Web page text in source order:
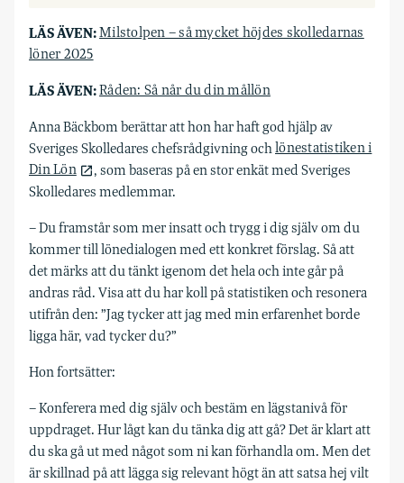
LÄS ÄVEN:Milstolpen – så mycket höjdes skolledarnas
löner 2025
LÄS ÄVEN:Råden: Så når du din mållön
Anna Bäckbom berättar att hon har haft god hjälp av
Sveriges Skolledares chefsrådgivning ochlönestatistiken i
Din Lön
, som baseras på en stor enkät med Sveriges
Skolledares medlemmar.
– Du framstår som mer insatt och trygg i dig själv om du
kommer till lönedialogen med ett konkret förslag. Så att
det märks att du tänkt igenom det hela och inte går på
andras råd. Visa att du har koll på statistiken och resonera
utifrån den: ”Jag tycker att jag med min erfarenhet borde
ligga här, vad tycker du?”
Hon fortsätter:
– Konferera med dig själv och bestäm en lägstanivå för
uppdraget. Hur lågt kan du tänka dig att gå? Det är klart att
du ska gå ut med något som ni kan förhandla om. Men det
är skillnad på att lägga sig relevant högt än att satsa hej vilt